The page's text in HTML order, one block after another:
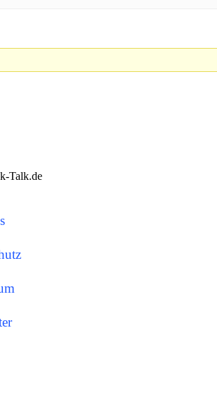
Talk.de